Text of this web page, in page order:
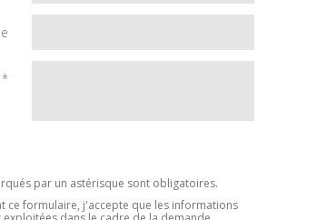
*
par un astérisque sont obligatoires.
ce formulaire, j'accepte que les informations